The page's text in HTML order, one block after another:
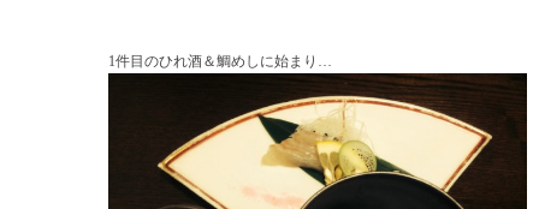
1件目のひれ酒＆鯛めしに始まり…